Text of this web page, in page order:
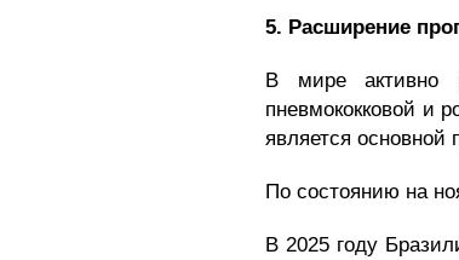
5. Расширение
В мире активно
пневмококковой и
является основной
По состоянию на
В 2025 году